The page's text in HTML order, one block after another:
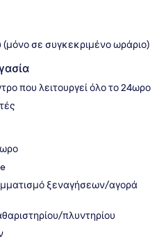
σε συγκεκριμένο ωράριο)
που λειτουργεί όλο το 24ωρο
ξεναγήσεων/αγορά
πλυντηρίου